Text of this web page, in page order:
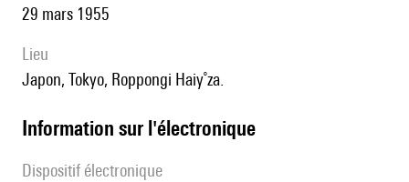
29 mars 1955
lieu
Japon, Tokyo, Roppongi Haiy˚za.
Information sur l'électronique
Dispositif électronique